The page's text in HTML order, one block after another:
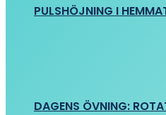
PULSHÖJNING I
DAGENS ÖVNING: